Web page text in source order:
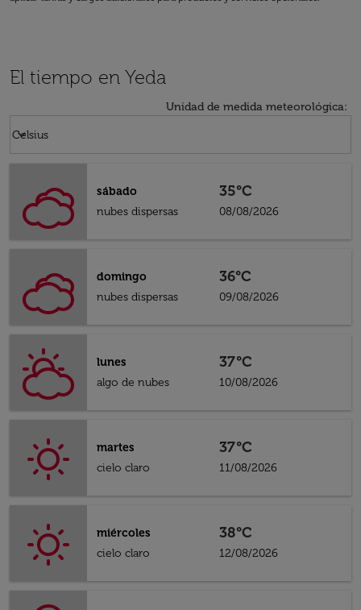
El tiempo en Yeda
Unidad de medida meteorológica:
Celsius
keyboard_arrow_down
sábado
nubes dispersas
35°C
08/08/2026
domingo
nubes dispersas
36°C
09/08/2026
lunes
algo de nubes
37°C
10/08/2026
martes
cielo claro
37°C
11/08/2026
miércoles
cielo claro
38°C
12/08/2026